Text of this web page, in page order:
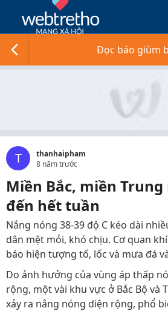
Đọc báo giùm
T
thanhaipham
8 năm trước
Miền Bắc, miền
đến hết tuần
Nắng nóng 38-39 độ C kéo dài
dân mệt mỏi, khó chịu. Cơ quan
báo hiện tượng tố, lốc và mưa đá
Do ảnh hưởng của vùng áp thấp
rộng, một vài khu vực ở Bắc Bộ và
xảy ra nắng nóng diện rộng, phổ